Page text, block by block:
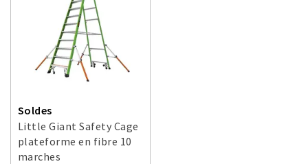
Soldes
Little Giant Safety Cage
plateforme en fibre 10
marches